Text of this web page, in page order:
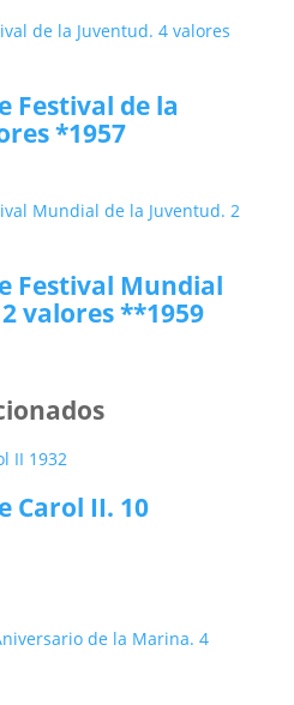
Festival de la
*1957
Festival Mundial
valores **1959
Carol II. 10